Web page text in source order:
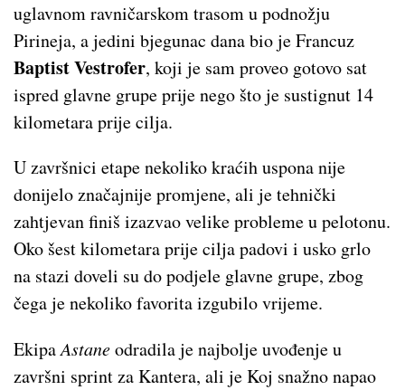
uglavnom ravničarskom trasom u podnožju
Pirineja, a jedini bjegunac dana bio je Francuz
Baptist Vestrofer, koji je sam proveo gotovo sat
ispred glavne grupe prije nego što je sustignut 14
kilometara prije cilja.
U završnici etape nekoliko kraćih uspona nije
donijelo značajnije promjene, ali je tehnički
zahtjevan finiš izazvao velike probleme u pelotonu.
Oko šest kilometara prije cilja padovi i usko grlo
na stazi doveli su do podjele glavne grupe, zbog
čega je nekoliko favorita izgubilo vrijeme.
EkipaAstaneodradila je najbolje uvođenje u
završni sprint za Kantera, ali je Koj snažno napao